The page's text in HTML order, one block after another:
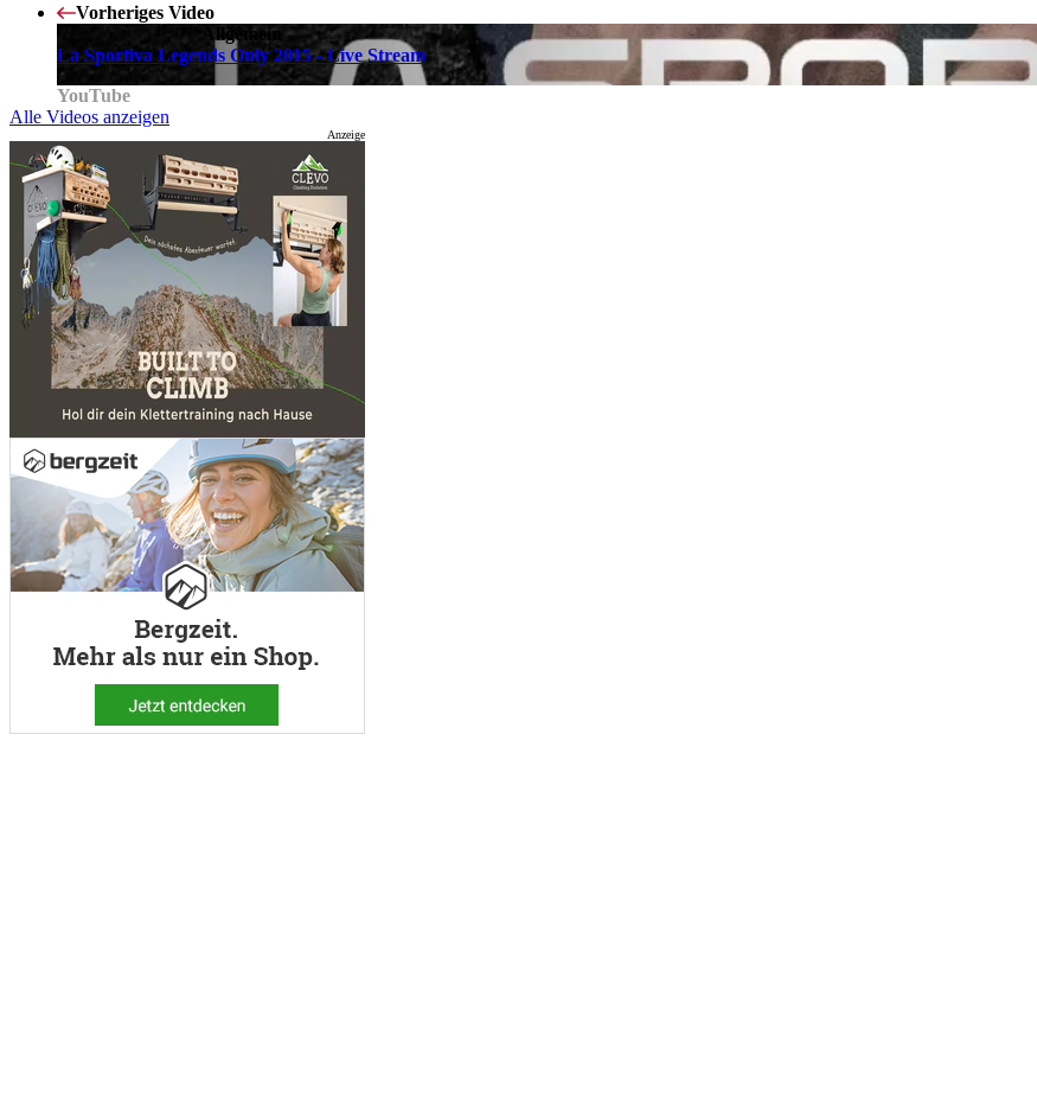
Vorheriges Video
Allgemein
La Sportiva Legends Only 2015 - Live Stream
YouTube
Alle Videos anzeigen
Anzeige